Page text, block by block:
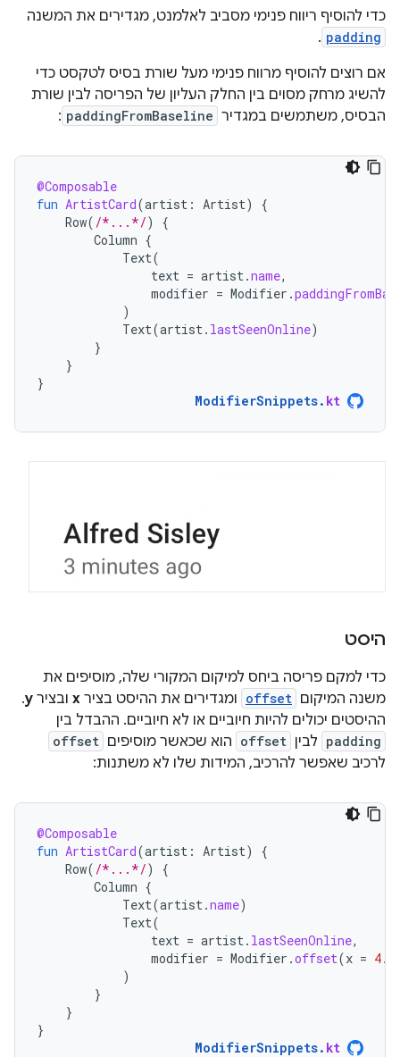
כדי להוסיף ריווח פנימי מסביב לאלמנט, מגדירים את המשנה
padding
.
אם רוצים להוסיף מרווח פנימי מעל שורת בסיס לטקסט כדי
להשיג מרחק מסוים בין החלק העליון של הפריסה לבין שורת
הבסיס, משתמשים במגדיר paddingFromBaseline
:
@Composable
fun ArtistCard(artist : Artist)
{
Row( /*...*/)
{
Column {
Text(
text = artist.name,
modifier = Modifier .
)
Text(artist. lastSeenOnline)
}
}
}
ModifierSnippets. kt
היסט
כדי למקם פריסה ביחס למיקום המקורי שלה, מוסיפים את
משנה המיקום offset ומגדירים את ההיסט בציר x ובציר y
.
ההיסטים יכולים להיות חיוביים או לא חיוביים. ההבדל בין
padding לבין offset הוא שכאשר מוסיפים offset
לרכיב שאפשר להרכיב, המידות שלו לא משתנות:
@Composable
fun ArtistCard(artist : Artist)
{
Row( /*...*/)
{
Column {
Text(artist.name)
Text(
text = artist. lastSeenOnline,
modifier = Modifier .offset(x = 4.
)
}
}
}
ModifierSnippets. kt